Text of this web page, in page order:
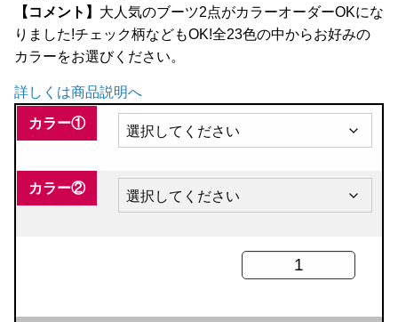
BMW MINI
全商品
【コメント】 大人気のブーツ2点がカラーオーダーOKにな
りました!チェック柄などもOK!全23色の中からお好みの
カラーをお選びください。
詳しくは商品説明へ
カラー①
カラー②